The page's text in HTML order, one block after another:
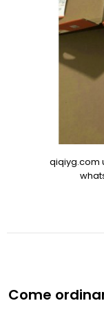
qiqiyg.com
Come